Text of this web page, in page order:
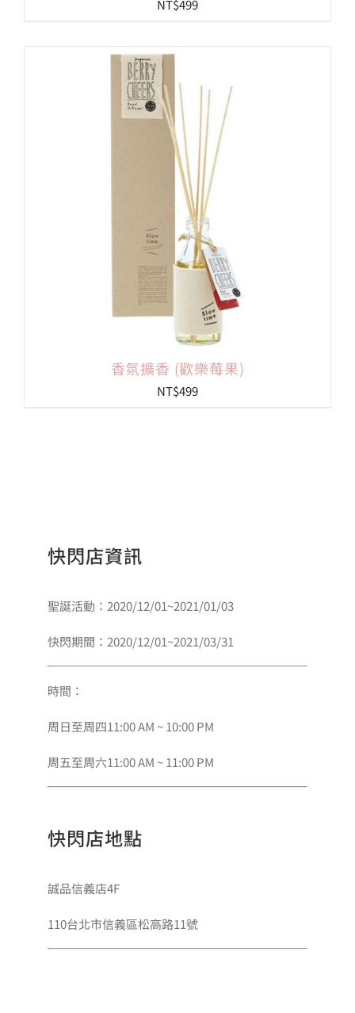
NT$499
香氛擴香 (歡樂莓果)
NT$499
快閃店資訊
聖誕活動：2020/12/01~2021/01/03
快閃期間：2020/12/01~2021/03/31
時間：
周日至周四11:00 AM ~ 10:00 PM
周五至周六11:00 AM ~ 11:00 PM
快閃店地點
誠品信義店4F
110台北市信義區松高路11號